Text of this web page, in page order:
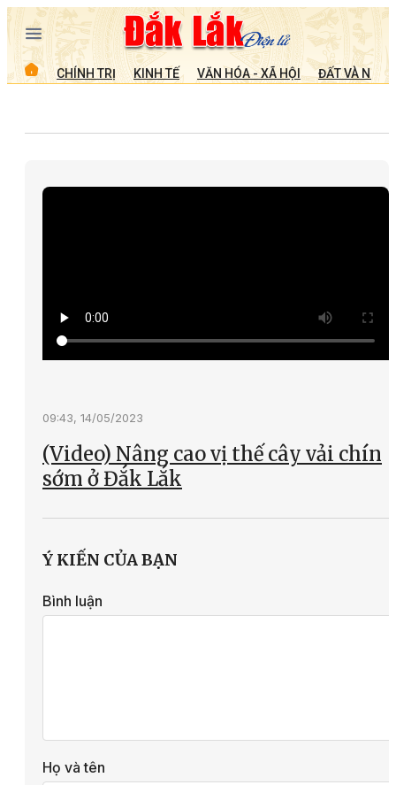
CHÍNH TRỊ KINH TẾ VĂN HÓA - XÃ HỘI ĐẤT VÀ
09:43, 14/05/2023
(Video) Nâng cao vị thế cây vải chín
sớm ở Đắk Lắk
Ý KIẾN CỦA BẠN
Bình luận
Họ và tên